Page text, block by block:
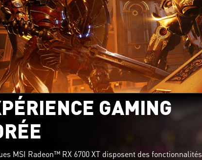
GAMING
MSI Radeon™ RX 6700 XT disposent des fonctionnalités